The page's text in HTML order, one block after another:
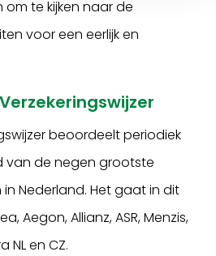
te kijken naar de
voor een eerlijk en
beoordeelt periodiek
van de negen grootste
Nederland. Het gaat in dit
Aegon, Allianz, ASR, Menzis,
NL en CZ.